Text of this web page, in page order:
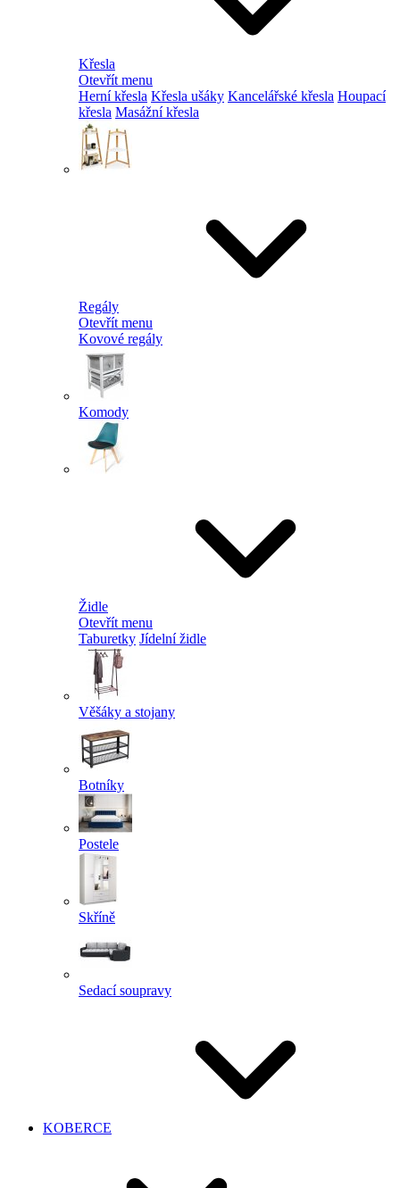
Křesla
Otevřít menu
Herní křesla Křesla ušáky Kancelářské křesla Houpací
křesla Masážní křesla
Regály
Otevřít menu
Kovové regály
Komody
Židle
Otevřít menu
Taburetky Jídelní židle
Věšáky a stojany
Botníky
Postele
Skříně
Sedací soupravy
KOBERCE